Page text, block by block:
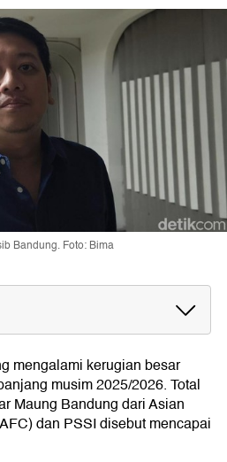
Bandung. Foto: Bima
Rp 455 Juta dari Komdis
Bisa Buat Renovasi
Bertambah Lagi
mengalami kerugian besar
musim 2025/2026. Total
Maung Bandung dariAsian
dan PSSIdisebut mencapai